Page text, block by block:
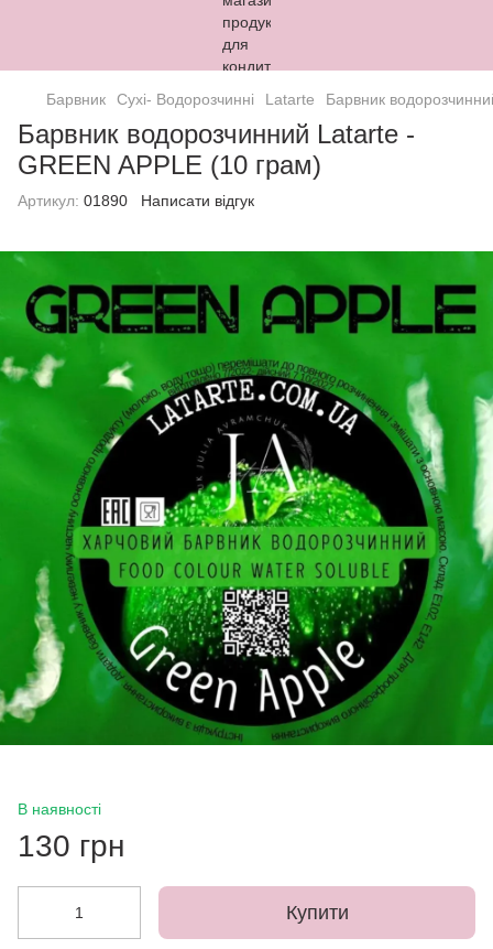
Барвник Сухі- Водорозчинні Latarte Барвник
Барвник водорозчинний Latarte -
GREEN APPLE (10 грам)
Артикул: 01890 Написати відгук
В наявності
130 грн
Купити